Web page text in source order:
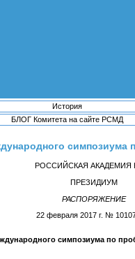
История
БЛОГ Комитета на сайте РСМД
симпозиума
РОССИЙСКАЯ АКАДЕМИЯ
ПРЕЗИДИУМ
РАСПОРЯЖЕНИЕ
22 февраля 2017 г. №
симпозиума по